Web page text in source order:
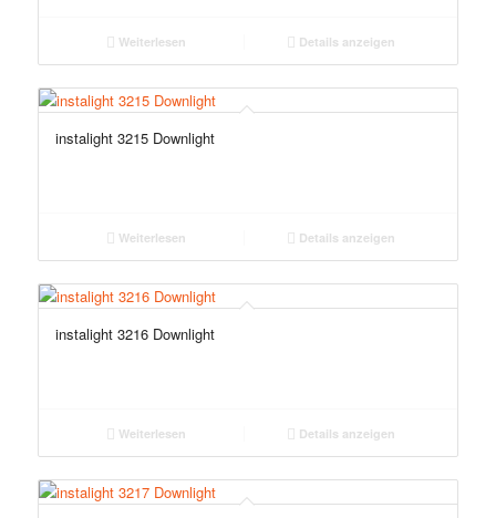
Weiterlesen Details anzeigen
instalight 3215 Downlight
Weiterlesen Details anzeigen
instalight 3216 Downlight
Weiterlesen Details anzeigen